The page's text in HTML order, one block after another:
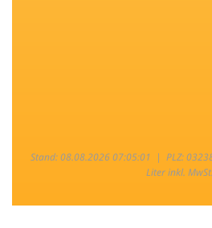
Stand: 08.08.2026 07:05:01 | PLZ:
Liter inkl. MwSt.